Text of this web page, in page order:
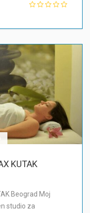
KUTAK
Beograd Moj
studio za